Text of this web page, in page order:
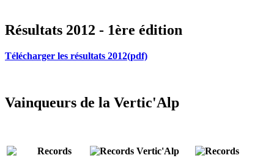
Résultats 2012 - 1ère édition
Télécharger les résultats 2012(pdf)
Vainqueurs de la Vertic'Alp